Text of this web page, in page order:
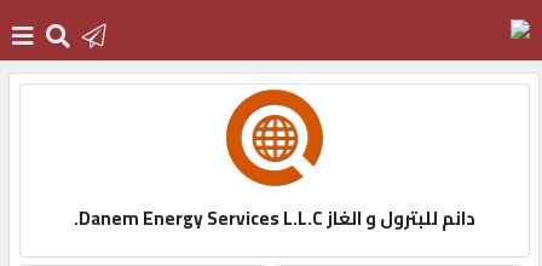
دخول
دانم للبترول و الغاز Danem Energy Services L.L.C.